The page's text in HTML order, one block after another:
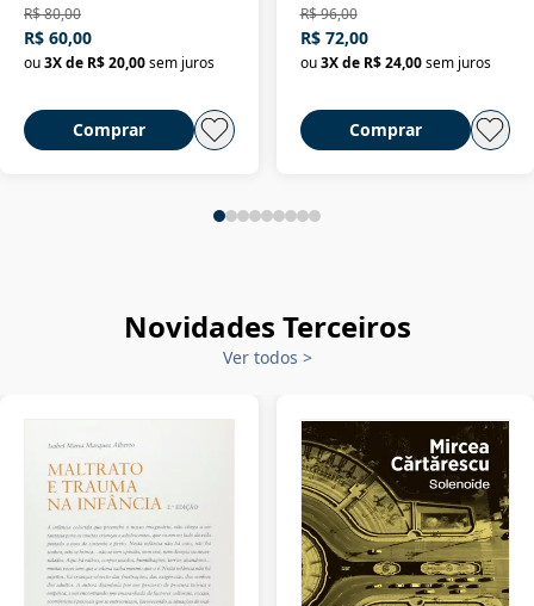
R$ 80,00
R$ 60,00
ou3X de R$ 20,00sem juros
Comprar
R$ 96,00
R$ 72,00
ou 3X de R$ 24,00 sem juros
Comprar
Novidades Terceiros
Ver todos >